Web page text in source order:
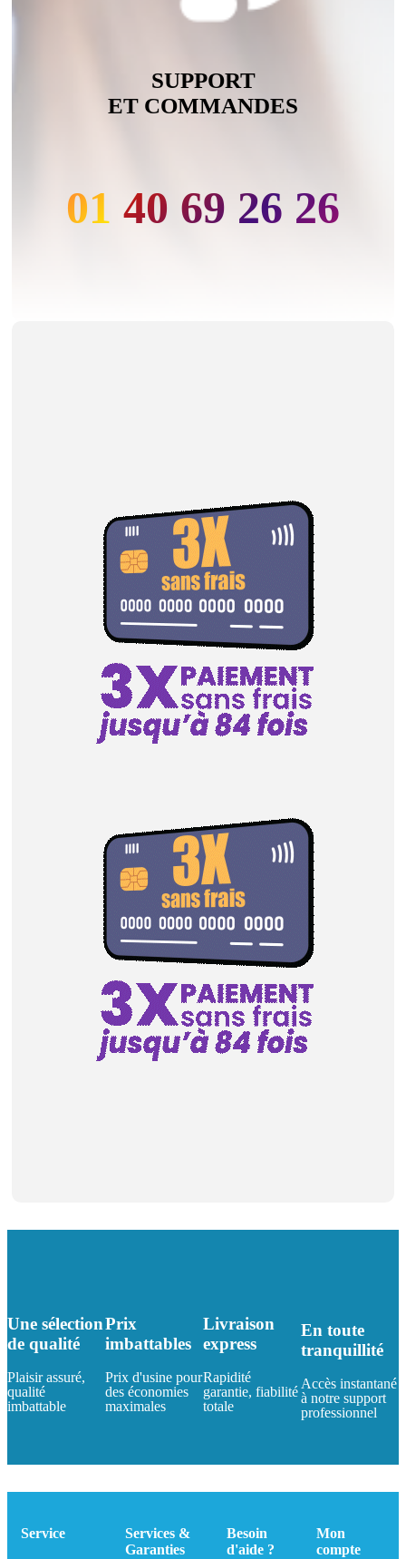
SUPPORT
ET COMMANDES
01 40 69 26 26
Une sélection
de qualité
Plaisir assuré,
qualité
imbattable
Prix
imbattables
Prix d'usine pour
des économies
maximales
Livraison
express
Rapidité
garantie, fiabilité
totale
En toute
tranquillité
Accès instantané
à notre support
professionnel
Service
Services &
Garanties
Besoin
d'aide ?
Mon
compte